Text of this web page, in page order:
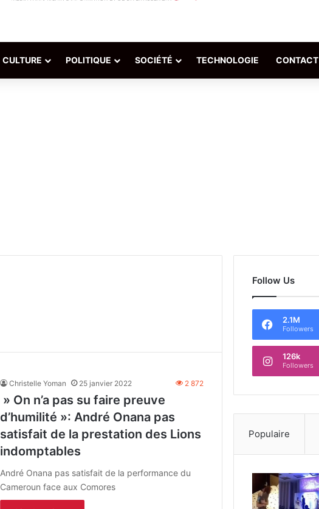
CULTURE POLITIQUE SOCIÉTÉ TECHNOLOGIE CONTACT
Christelle Yoman 25 janvier 2022 2 872
» On n’a pas su faire preuve
d’humilité »: André Onana pas
satisfait de la prestation des Lions
indomptables
André Onana pas satisfait de la performance du
Cameroun face aux Comores
Follow Us
2.1M
Followers
126k
Followers
Populaire